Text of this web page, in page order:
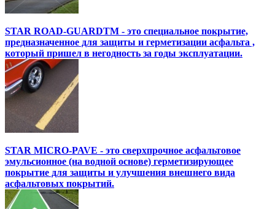
STAR ROAD-GUARDTM - это специальное покрытие,
предназначенное для защиты и герметизации асфальта ,
который пришел в негодность за годы эксплуатации.
STAR MICRO-PAVE - это сверхпрочное асфальтовое
эмульсионное (на водной основе) герметизирующее
покрытие для защиты и улучшения внешнего вида
асфальтовых покрытий.